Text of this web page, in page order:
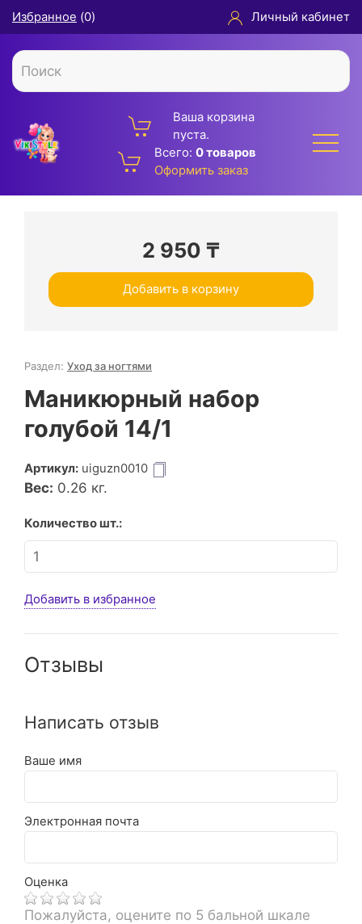
Избранное (0) Личный кабинет
Ваша корзина
пуста.
Всего: 0 товаров
Оформить заказ
2 950 ₸
Добавить в корзину
Раздел: Уход за ногтями
Маникюрный набор
голубой 14/1
Артикул: uiguzn0010
Вес: 0.26 кг.
Количество шт.:
Добавить в избранное
Отзывы
Написать отзыв
Ваше имя
Электронная почта
Оценка
Пожалуйста, оцените по 5 бальной шкале